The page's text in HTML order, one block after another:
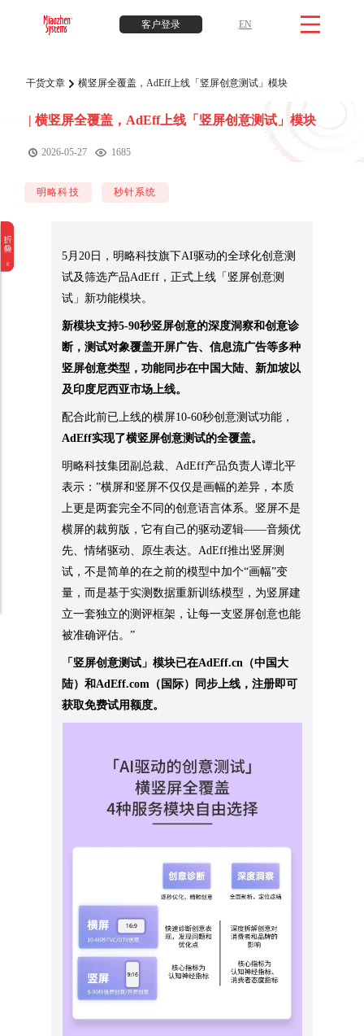
客户登录 EN
干货文章 横竖屏全覆盖，AdEff上线「竖屏创意测试」模块
| 横竖屏全覆盖，AdEff上线「竖屏创意测试」模块
2026-05-27 1685
明略科技 秒针系统
5月20日，明略科技旗下AI驱动的全球化创意测
试及筛选产品AdEff，正式上线「竖屏创意测
试」新功能模块。
新模块支持5-90秒竖屏创意的深度洞察和创意诊
断，测试对象覆盖开屏广告、信息流广告等多种
竖屏创意类型，功能同步在中国大陆、新加坡以
及印度尼西亚市场上线。
配合此前已上线的横屏10-60秒创意测试功能，
AdEff实现了横竖屏创意测试的全覆盖。
明略科技集团副总裁、AdEff产品负责人谭北平
表示：”横屏和竖屏不仅仅是画幅的差异，本质
上更是两套完全不同的创意语言体系。竖屏不是
横屏的裁剪版，它有自己的驱动逻辑——音频优
先、情绪驱动、原生表达。AdEff推出竖屏测
试，不是简单的在之前的模型中加个“画幅”变
量，而是基于实测数据重新训练模型，为竖屏建
立一套独立的测评框架，让每一支竖屏创意也能
被准确评估。”
「竖屏创意测试」模块已在AdEff.cn（中国大
陆）和AdEff.com（国际）同步上线，注册即可
获取免费试用额度。